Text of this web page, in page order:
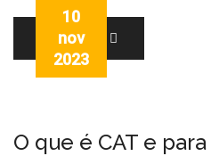
LEIA MAIS
10
nov
2023
O que é CAT e